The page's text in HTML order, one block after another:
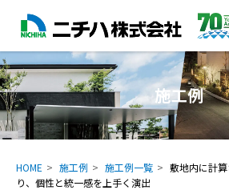
施工例
HOME 施工例 施工例一覧
敷地内に計
り、個性と統一感を上手く演出